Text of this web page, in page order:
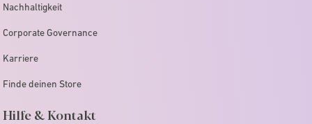
Nachhaltigkeit
Corporate Governance
Karriere
Finde deinen Store
Hilfe & Kontakt